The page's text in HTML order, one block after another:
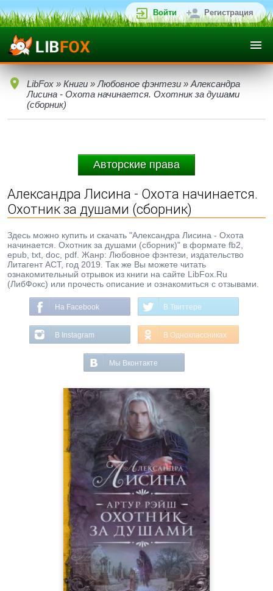
Войти Регистрация
LibFox » Книги » Любовное фэнтези » Александра
Лисина - Охота начинается. Охотник за душами
(сборник)
Авторские права
Александра Лисина - Охота начинается.
Охотник за душами (сборник)
Здесь можно купить и скачать "Александра Лисина - Охота
начинается. Охотник за душами (сборник)" в формате fb2,
epub, txt, doc, pdf. Жанр: Любовное фэнтези, издательство
Литагент АСТ, год 2019. Так же Вы можете читать
ознакомительный отрывок из книги на сайте LibFox.Ru
(ЛибФокс) или прочесть описание и ознакомиться с отзывами.
На Facebook В Твиттере
В Instagram В Одноклассниках
Мы Вконтакте